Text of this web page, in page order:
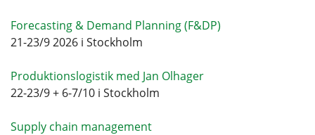
Forecasting & Demand Planning (F&DP)
21-23/9 2026 i Stockholm
Produktionslogistik med Jan Olhager
22-23/9 + 6-7/10 i Stockholm
Supply chain management